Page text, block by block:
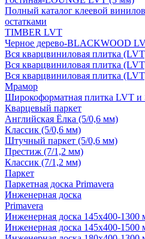
Полный каталог клеевой
остатками
TIMBER LVT
Черное дерево-BLACKWOOD
Вся кварцвиниловая плитка
Вся кварцвиниловая плитка
Вся кварцвиниловая плитка
Мрамор
Широкоформатная плитка LVT и
Кварцевый паркет
Английская Ёлка (5/0,6 мм)
Классик (5/0,6 мм)
Штучный паркет (5/0,6 мм)
Престиж (7/1,2 мм)
Классик (7/1,2 мм)
Паркет
Паркетная доска Primavera
Инженерная доска
Primavera
Инженерная доска 145x400-1300
Инженерная доска 145x400-1500